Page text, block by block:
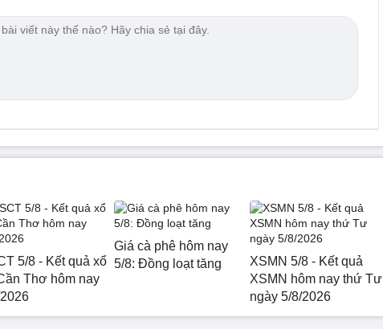
5/8 - Kết quả xổ
Thơ hôm nay
Giá cà phê hôm nay
5/8: Đồng loạt tăng
XSMN 5/8 - Kết quả
XSMN hôm nay thứ Tư
ngày 5/8/2026